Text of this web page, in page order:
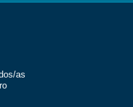
as